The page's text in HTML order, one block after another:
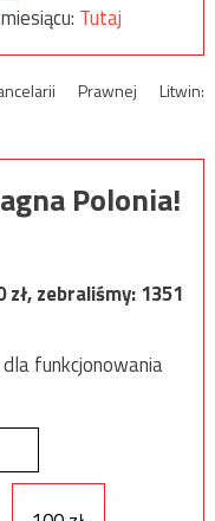
Tutaj
Prawnej Litwin:
Polonia!
zł, zebraliśmy:1351
funkcjonowania